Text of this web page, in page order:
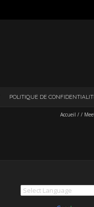
POLITIQUE DE
Accueil //